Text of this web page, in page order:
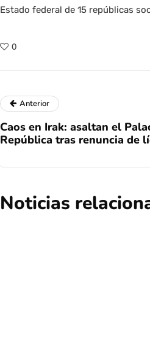
Estado federal de 15 repúblicas
0
Anterior
Caos en Irak: asaltan el
República tras renuncia de
Noticias